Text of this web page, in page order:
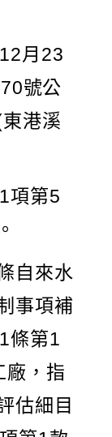
月23
號公
港溪
項第5
自來水
事項補
條第1
廠，指
估細目